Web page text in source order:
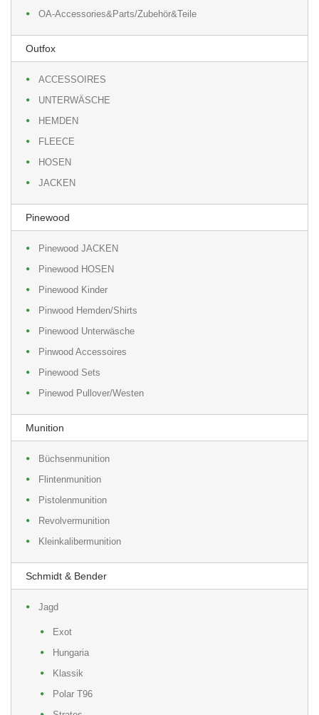
OA-Accessories&Parts/Zubehör&Teile
Outfox
ACCESSOIRES
UNTERWÄSCHE
HEMDEN
FLEECE
HOSEN
JACKEN
Pinewood
Pinewood JACKEN
Pinewood HOSEN
Pinewood Kinder
Pinwood Hemden/Shirts
Pinewood Unterwäsche
Pinwood Accessoires
Pinewood Sets
Pinewod Pullover/Westen
Munition
Büchsenmunition
Flintenmunition
Pistolenmunition
Revolvermunition
Kleinkalibermunition
Schmidt & Bender
Jagd
Exot
Hungaria
Klassik
Polar T96